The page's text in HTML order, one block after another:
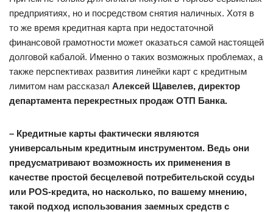
предприятиях, но и посредством снятия наличных. Хотя в
то же время кредитная карта при недостаточной
финансовой грамотности может оказаться самой настоящей
долговой кабалой. Именно о таких возможных проблемах, а
также перспективах развития линейки карт с кредитным
лимитом нам рассказал Алексей Щавелев, директор
департамента перекрестных продаж ОТП Банка.
– Кредитные карты фактически являются
универсальным кредитным инструментом. Ведь они
предусматривают возможность их применения в
качестве простой бесцелевой потребительской ссуды
или POS-кредита, но насколько, по вашему мнению,
такой подход использования заемных средств с